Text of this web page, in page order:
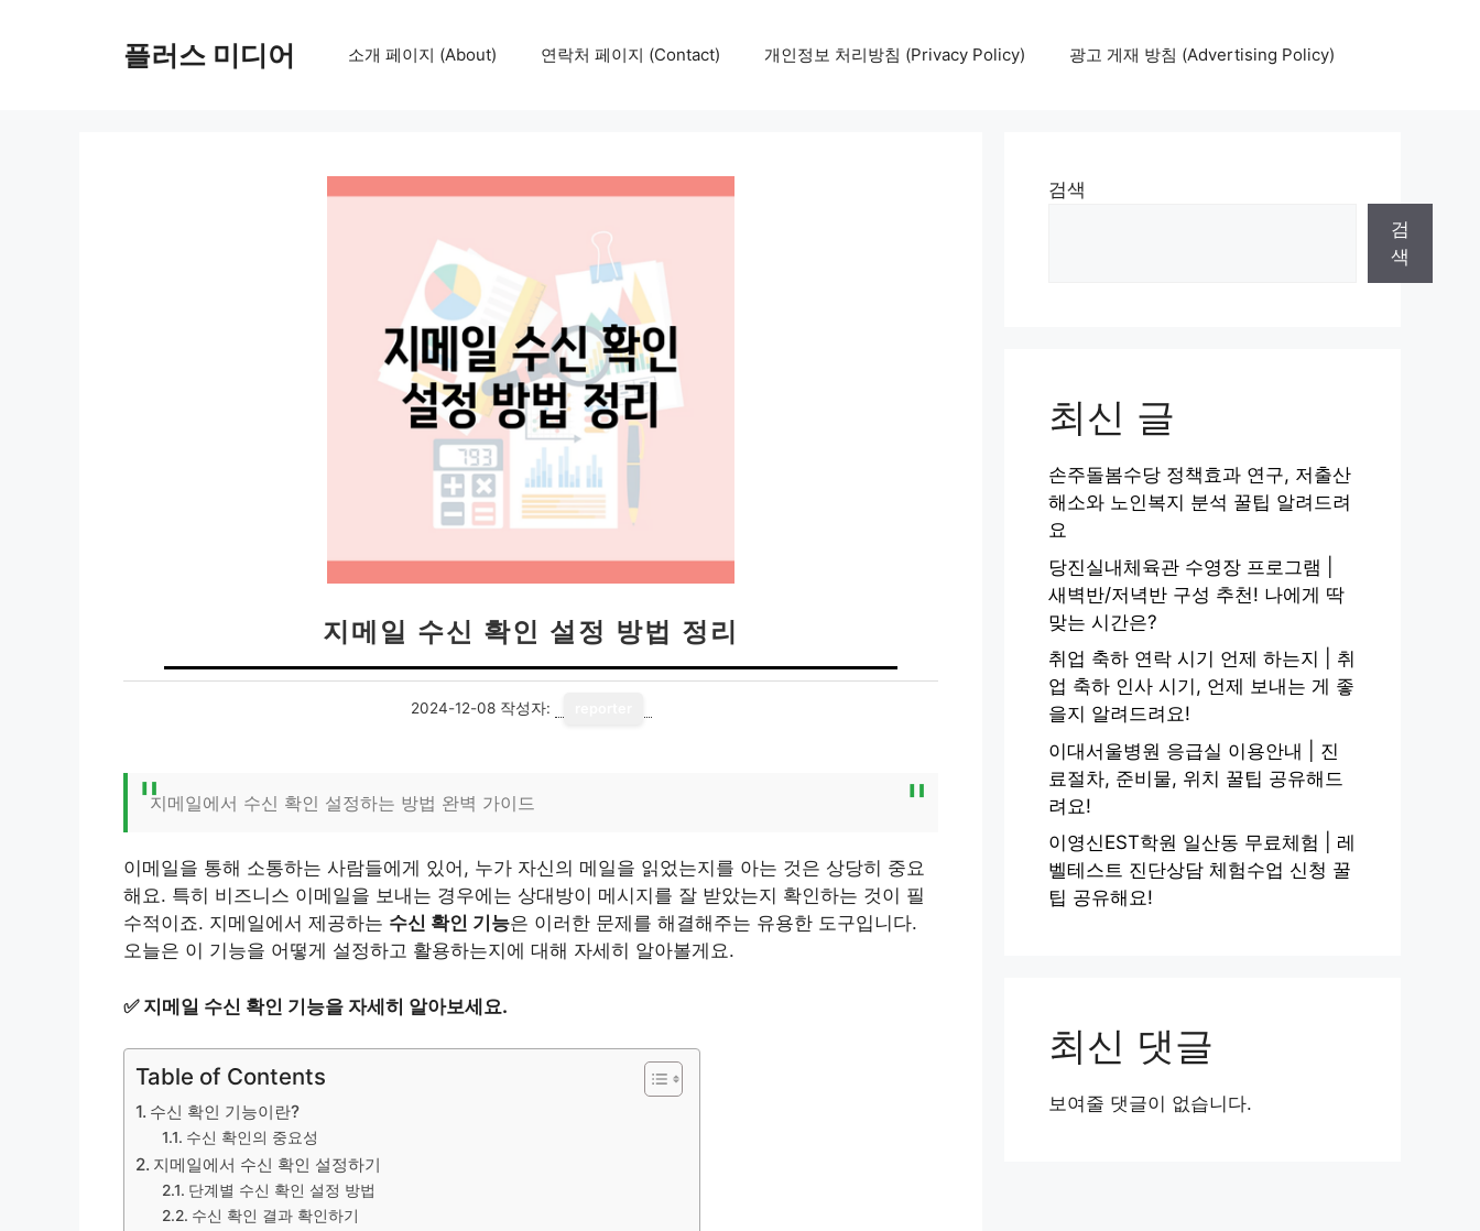
플러스 미디어 소개 페이지 (About) 연락처 페이지 (Contact) 개인정보 처리방침 (Privacy Policy) 광고 게재 방침 (Advertising Policy)
지메일 수신 확인 설정 방법 정리
2024-12-08 작성자:
지메일에서 수신 확인 설정하는 방법 완벽 가이드
이메일을 통해 소통하는 사람들에게 있어, 누가 자신의 메일을 읽었는지를 아는 것은 상당히 중요
해요. 특히 비즈니스 이메일을 보내는 경우에는 상대방이 메시지를 잘 받았는지 확인하는 것이 필
수적이죠. 지메일에서 제공하는 수신 확인 기능은 이러한 문제를 해결해주는 유용한 도구입니다.
오늘은 이 기능을 어떻게 설정하고 활용하는지에 대해 자세히 알아볼게요.
✅ 지메일 수신 확인 기능을 자세히 알아보세요.
Table of Contents
수신 확인 기능이란?
수신 확인의 중요성
지메일에서 수신 확인 설정하기
단계별 수신 확인 설정 방법
수신 확인 결과 확인하기
검색
검
색
최신 글
손주돌봄수당 정책효과 연구, 저출산
해소와 노인복지 분석 꿀팁 알려드려
요
당진실내체육관 수영장 프로그램 |
새벽반/저녁반 구성 추천! 나에게 딱
맞는 시간은?
취업 축하 연락 시기 언제 하는지 | 취
업 축하 인사 시기, 언제 보내는 게 좋
을지 알려드려요!
이대서울병원 응급실 이용안내 | 진
료절차, 준비물, 위치 꿀팁 공유해드
려요!
이영신EST학원 일산동 무료체험 | 레
벨테스트 진단상담 체험수업 신청 꿀
팁 공유해요!
최신 댓글
보여줄 댓글이 없습니다.